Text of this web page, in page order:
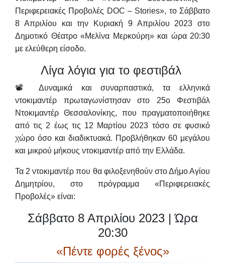
Περιφερειακές Προβολές DOC – Stories», το Σάββατο
8 Απριλίου και την Κυριακή 9 Απριλίου 2023 στο
Δημοτικό Θέατρο «Μελίνα Μερκούρη» και ώρα 20:30
με ελεύθερη είσοδο.
Λίγα λόγια για το φεστιβάλ
📽 Δυναμικά και συναρπαστικά, τα ελληνικά
ντοκιμαντέρ πρωταγωνίστησαν στο 25ο Φεστιβάλ
Ντοκιμαντέρ Θεσσαλονίκης, που πραγματοποιήθηκε
από τις 2 έως τις 12 Μαρτίου 2023 τόσο σε φυσικό
χώρο όσο και διαδικτυακά. Προβλήθηκαν 60 μεγάλου
και μικρού μήκους ντοκιμαντέρ από την Ελλάδα.
Τα 2 ντοκιμαντέρ που θα φιλοξενηθούν στο Δήμο Αγίου
Δημητρίου, στο πρόγραμμα «Περιφερειακές
Προβολές» είναι:
Σάββατο 8 Απριλίου 2023 | Ώρα
20:30
«Πέντε φορές ξένος»